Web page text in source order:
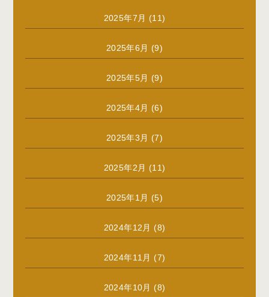
2025年7月 (11)
2025年6月 (9)
2025年5月 (9)
2025年4月 (6)
2025年3月 (7)
2025年2月 (11)
2025年1月 (5)
2024年12月 (8)
2024年11月 (7)
2024年10月 (8)